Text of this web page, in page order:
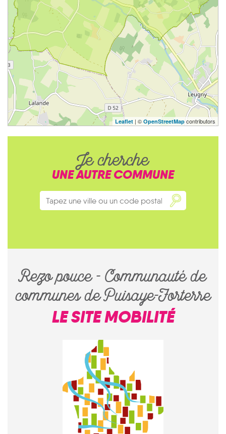
Leaflet | © OpenStreetMap contributors
Je cherche
UNE AUTRE COMMUNE
Rezo pouce - Communauté de
communes de Puisaye-Forterre
LE SITE MOBILITÉ